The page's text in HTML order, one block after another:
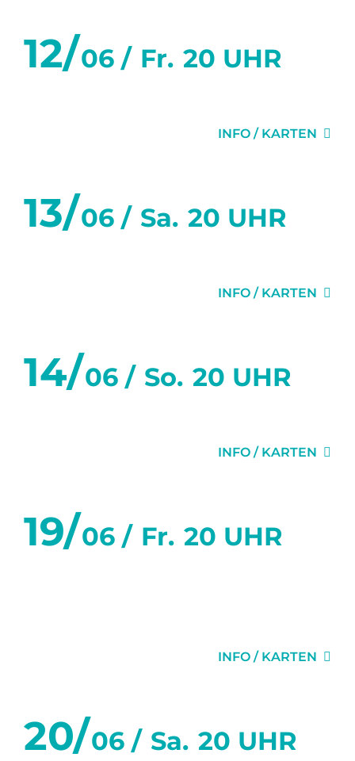
SPENDEN
DATENSCHUTZ
12/06 / Fr. 20 UHR
INFO / KARTEN
13/06 / Sa. 20 UHR
INFO / KARTEN
14/06 / So. 20 UHR
INFO / KARTEN
19/06 / Fr. 20 UHR
INFO / KARTEN
20/06 / Sa. 20 UHR